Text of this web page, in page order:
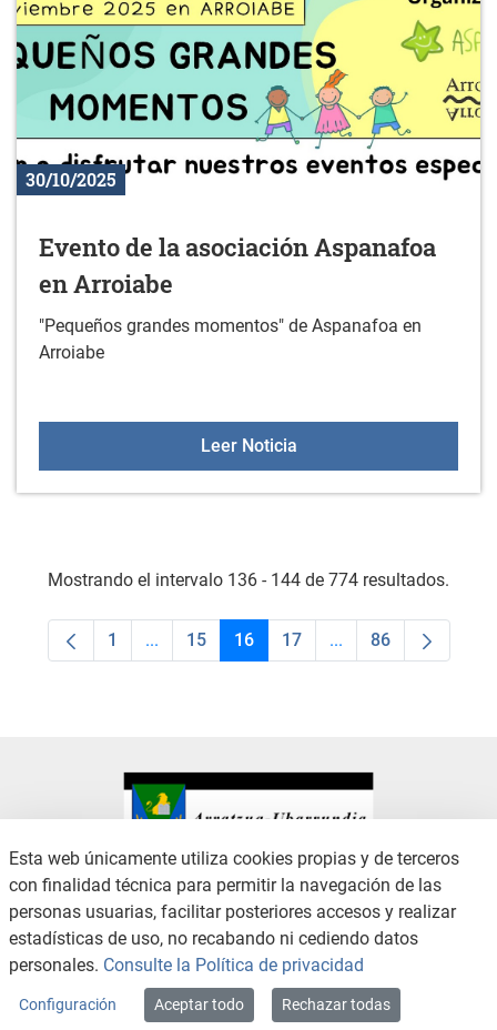
30/10/2025
Evento de la asociación Aspanafoa
en Arroiabe
"Pequeños grandes momentos" de Aspanafoa en
Arroiabe
Leer NoticiaEvento de la asociación
Mostrando el intervalo 136 - 144 de 774 resultados.
Página
1 ...Páginas intermedias Use TAB para
Página
15 Página
16 Página
17 ...PáginasPágina
86
CONTACTO
AVISO LEGAL
CANAL DE DENUNCIAS
POLÍTICA DE PRIVACIDAD
POLÍTICA DE COOKIES
ACCESIBILIDAD
Copyright © 2026 / Excmo. arratzua | Todos los derechos reservados.
Esta web únicamente utiliza cookies propias y de terceros
con finalidad técnica para permitir la navegación de las
personas usuarias, facilitar posteriores accesos y realizar
estadísticas de uso, no recabando ni cediendo datos
personales. Consulte la Política de privacidad
Configuración Aceptar todo Rechazar todas